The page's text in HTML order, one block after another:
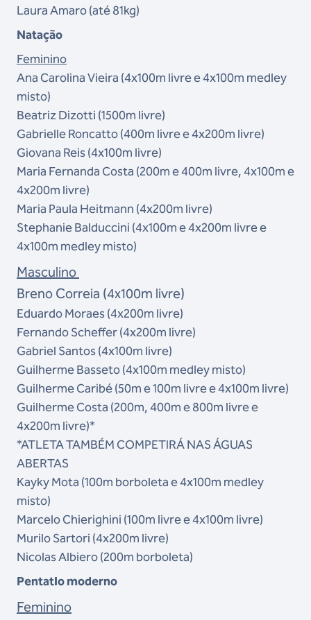
Laura Amaro (até 81kg)
Natação
Feminino
Ana Carolina Vieira (4x100m livre e 4x100m medley
misto)
Beatriz Dizotti (1500m livre)
Gabrielle Roncatto (400m livre e 4x200m livre)
Giovana Reis (4x100m livre)
Maria Fernanda Costa (200m e 400m livre, 4x100m e
4x200m livre)
Maria Paula Heitmann (4x200m livre)
Stephanie Balduccini (4x100m e 4x200m livre e
4x100m medley misto)
Masculino
Breno Correia (4x100m livre)
Eduardo Moraes(4x200m livre)
Fernando Scheffer (4x200m livre)
Gabriel Santos(4x100m livre)
Guilherme Basseto (4x100m medley misto)
Guilherme Caribé (50m e 100m livre e 4x100m livre)
Guilherme Costa (200m, 400m e 800m livre e
4x200m livre)*
*ATLETA TAMBÉM COMPETIRÁ NAS ÁGUAS
ABERTAS
Kayky Mota (100m borboleta e 4x100m medley
misto)
Marcelo Chierighini (100m livre e 4x100m livre)
Murilo Sartori (4x200m livre)
Nicolas Albiero (200m borboleta)
Pentatlo moderno
Feminino